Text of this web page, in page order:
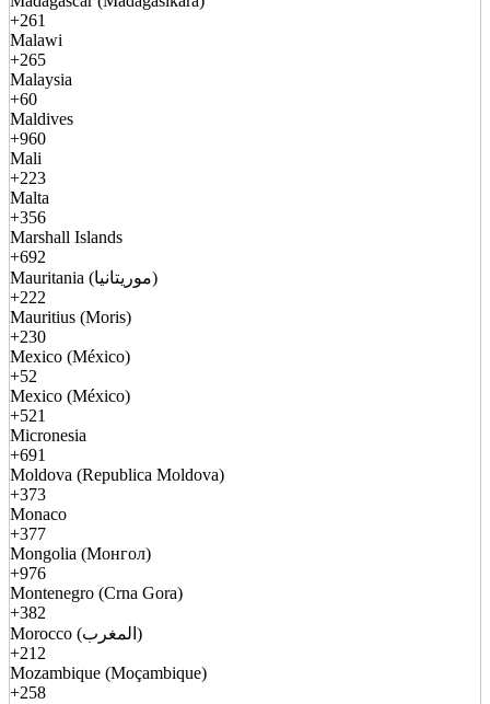
+261
Malawi
+265
Malaysia
+60
Maldives
+960
Mali
+223
Malta
+356
Marshall Islands
+692
Mauritania (موريتانيا)
+222
Mauritius (Moris)
+230
Mexico (México)
+52
Mexico (México)
+521
Micronesia
+691
Moldova (Republica Moldova)
+373
Monaco
+377
Mongolia (Монгол)
+976
Montenegro (Crna Gora)
+382
Morocco (المغرب)
+212
Mozambique (Moçambique)
+258